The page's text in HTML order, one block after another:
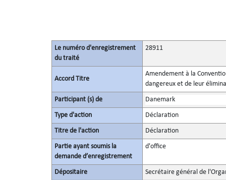
Le numéro d'enregistrement
du traité
28911
Accord Titre
Amendement à la
dangereux et de leur
Participant (s) de Danemark
Type d'action Déclaration
Titre de l'action Déclaration
Partie ayant soumis la
demande d’enregistrement
d'office
Dépositaire Secrétaire général de